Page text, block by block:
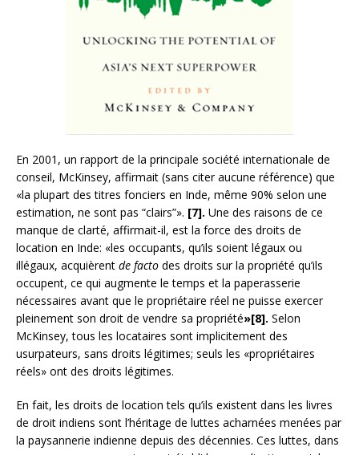
En 2001, un rapport de la principale société internationale de
conseil, McKinsey, affirmait (sans citer aucune référence) que
«la plupart des titres fonciers en Inde, même 90% selon une
estimation, ne sont pas “clairs”». [7]. Une des raisons de ce
manque de clarté, affirmait-il, est la force des droits de
location en Inde: «les occupants, qu’ils soient légaux ou
illégaux, acquièrent de facto des droits sur la propriété qu’ils
occupent, ce qui augmente le temps et la paperasserie
nécessaires avant que le propriétaire réel ne puisse exercer
pleinement son droit de vendre sa propriété»[8]. Selon
McKinsey, tous les locataires sont implicitement des
usurpateurs, sans droits légitimes; seuls les «propriétaires
réels» ont des droits légitimes.
En fait, les droits de location tels qu’ils existent dans les livres
de droit indiens sont l’héritage de luttes acharnées menées par
la paysannerie indienne depuis des décennies. Ces luttes, dans